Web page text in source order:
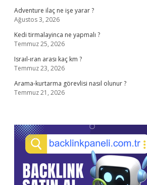
Adventure ilaç ne işe yarar ?
Ağustos 3, 2026
Kedi tirmalayinca ne yapmalı ?
Temmuz 25, 2026
Israıl-ıran arası kaç km ?
Temmuz 23, 2026
Arama-kurtarma görevlisi nasıl olunur ?
Temmuz 21, 2026